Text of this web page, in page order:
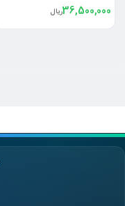
36,500,000ریال